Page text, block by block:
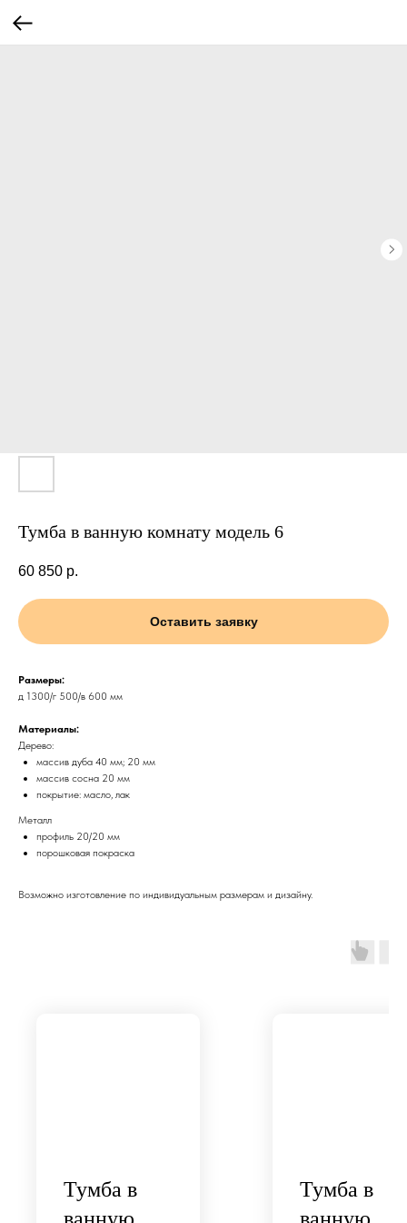
Тумба в ванную комнату модель 6
60 850 р.
Оставить заявку
Размеры:
д 1300/г 500/в 600 мм
Материалы:
Дерево:
массив дуба 40 мм; 20 мм
массив сосна 20 мм
покрытие: масло, лак
Металл
профиль 20/20 мм
порошковая покраска
Возможно изготовление по индивидуальным размерам и дизайну.
Тумба в
Тумба в